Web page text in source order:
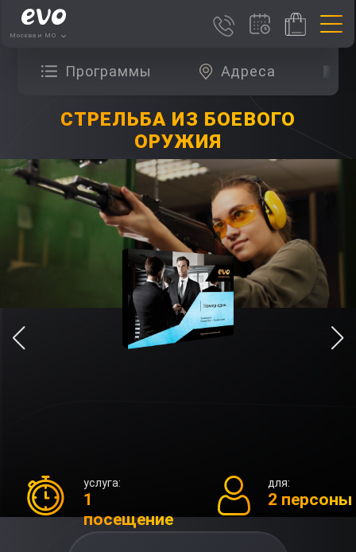
Москва и МО
Программы Адреса
СТРЕЛЬБА ИЗ БОЕВОГО
ОРУЖИЯ
услуга:
1
посещение
для:
2 персоны